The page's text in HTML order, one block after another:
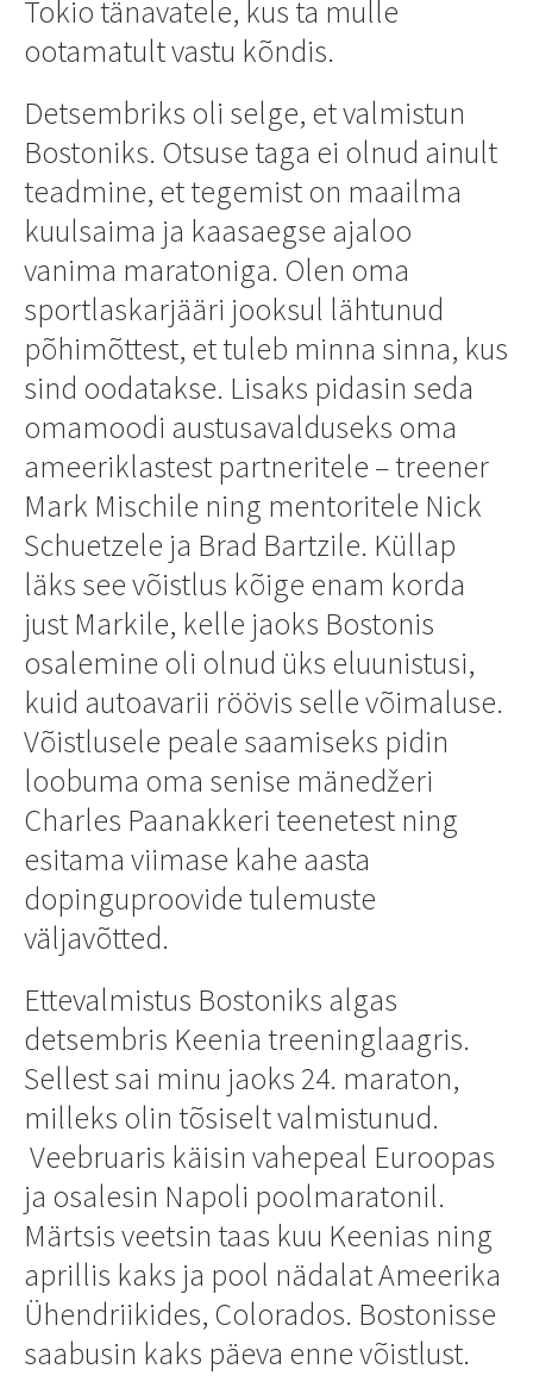
Tokio tänavatele, kus ta mulle
ootamatult vastu kõndis.
Detsembriks oli selge, et valmistun
Bostoniks. Otsuse taga ei olnud ainult
teadmine, et tegemist on maailma
kuulsaima ja kaasaegse ajaloo
vanima maratoniga. Olen oma
sportlaskarjääri jooksul lähtunud
põhimõttest, et tuleb minna sinna, kus
sind oodatakse. Lisaks pidasin seda
omamoodi austusavalduseks oma
ameeriklastest partneritele – treener
Mark Mischile ning mentoritele Nick
Schuetzele ja Brad Bartzile. Küllap
läks see võistlus kõige enam korda
just Markile, kelle jaoks Bostonis
osalemine oli olnud üks eluunistusi,
kuid autoavarii röövis selle võimaluse.
Võistlusele peale saamiseks pidin
loobuma oma senise mänedžeri
Charles Paanakkeri teenetest ning
esitama viimase kahe aasta
dopinguproovide tulemuste
väljavõtted.
Ettevalmistus Bostoniks algas
detsembris Keenia treeninglaagris.
Sellest sai minu jaoks 24. maraton,
milleks olin tõsiselt valmistunud.
Veebruaris käisin vahepeal Euroopas
ja osalesin Napoli poolmaratonil.
Märtsis veetsin taas kuu Keenias ning
aprillis kaks ja pool nädalat Ameerika
Ühendriikides, Colorados. Bostonisse
saabusin kaks päeva enne võistlust.